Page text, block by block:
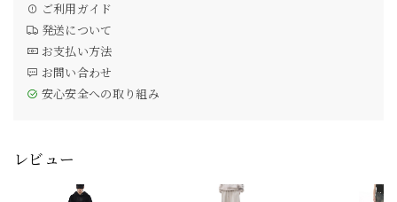
ご利用ガイド
発送について
お支払い方法
お問い合わせ
安心安全への取り組み
レビュー